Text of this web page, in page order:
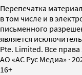
Перепечатка
в том числе и в
письменного
является
Pte. Limited. Все
AO «АС Рус Медиа» ·
16+